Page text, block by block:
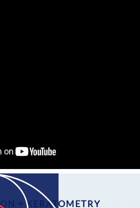
+ KERATOMETRY